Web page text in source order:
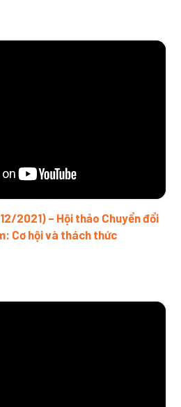
2021) – Hội thảo Chuyển đổi
Cơ hội và thách thức